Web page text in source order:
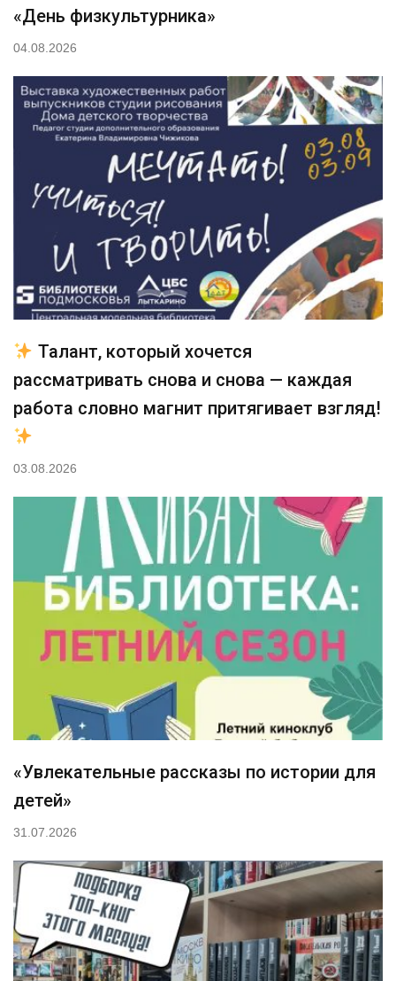
«День физкультурника»
04.08.2026
Талант, который хочется
рассматривать снова и снова — каждая
работа словно магнит притягивает взгляд!
03.08.2026
«Увлекательные рассказы по истории для
детей»
31.07.2026